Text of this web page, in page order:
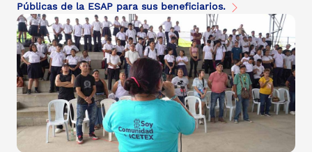
Públicas de la ESAP para sus beneficiarios.